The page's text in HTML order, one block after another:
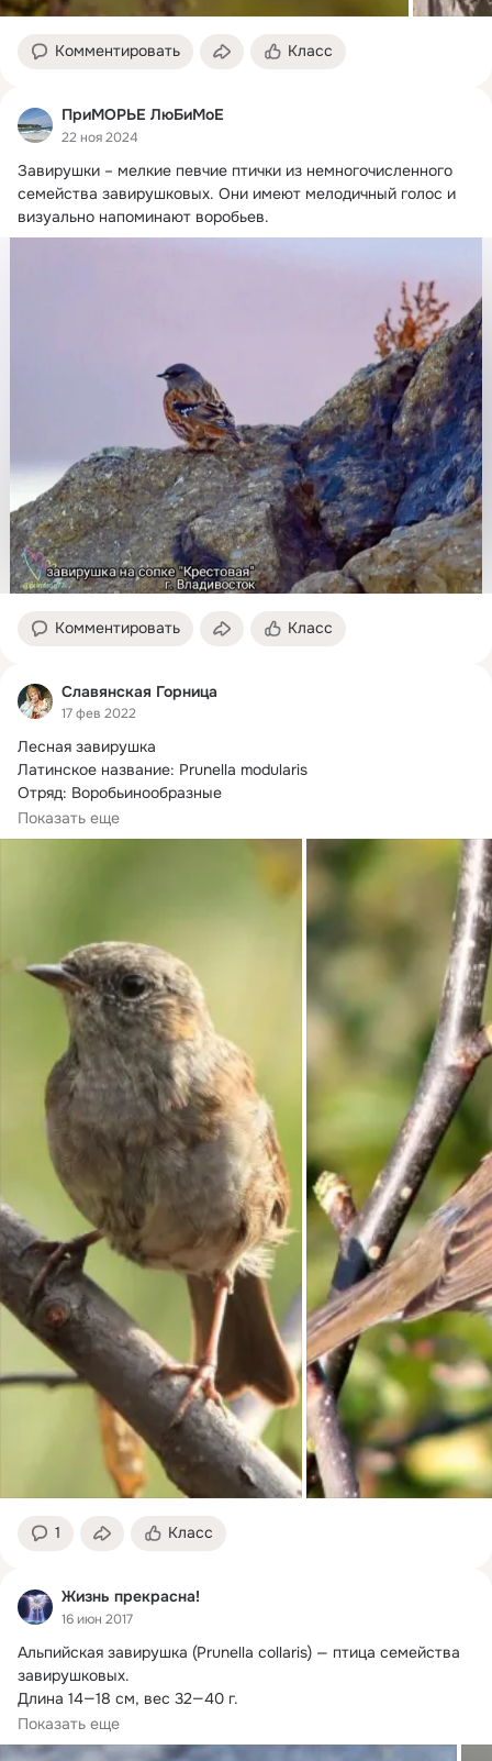
Комментировать Класс
ПриМОРЬЕ ЛюБиМоЕ
22 ноя 2024
Завирушки – мелкие певчие птички из немногочисленного
семейства завирушковых. Они имеют мелодичный голос и
визуально напоминают воробьев.
Комментировать Класс
Славянская Горница
17 фев 2022
Лесная завирушка
Латинское название: Prunella modularis
Отряд: Воробьинообразные
Семейство: Завирушковые
Облик и поведение
Показать еще
1 Класс
Жизнь прекрасна!
16 июн 2017
Альпийская завирушка (Prunella collaris) — птица семейства
завирушковых.
Длина 14—18 см, вес 32—40 г.
Характерными признаками этого...
Показать еще